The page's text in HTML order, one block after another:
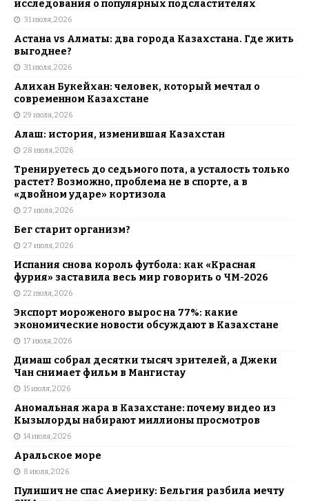
исследования о популярных подсластителях
31 июля, 2026
Астана vs Алматы: два города Казахстана. Где жить
выгоднее?
31 июля, 2026
Алихан Букейхан: человек, который мечтал о
современном Казахстане
29 июля, 2026
Алаш: история, изменившая Казахстан
28 июля, 2026
Тренируетесь до седьмого пота, а усталость только
растет? Возможно, проблема не в спорте, а в
«двойном ударе» кортизола
27 июля, 2026
Бег старит организм?
27 июля, 2026
Испания снова король футбола: как «Красная
фурия» заставила весь мир говорить о ЧМ-2026
22 июля, 2026
Экспорт мороженого вырос на 77%: какие
экономические новости обсуждают в Казахстане
17 июля, 2026
Димаш собрал десятки тысяч зрителей, а Джеки
Чан снимает фильм в Мангистау
15 июля, 2026
Аномальная жара в Казахстане: почему видео из
Кызылорды набирают миллионы просмотров
14 июля, 2026
Аральское море
8 июля, 2026
Пулишич не спас Америку: Бельгия разбила мечту